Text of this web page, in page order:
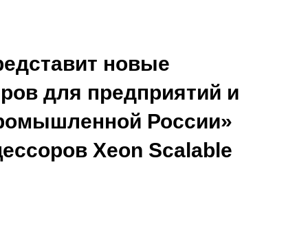
новые
для предприятий и
России»
Xeon Scalable